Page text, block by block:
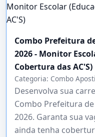
Combo Prefeitura
2026 - Monitor
Cobertura das AC'S)
Categoria: Combo
Desenvolva sua
Combo Prefeitura
2026. Garanta sua
ainda tenha